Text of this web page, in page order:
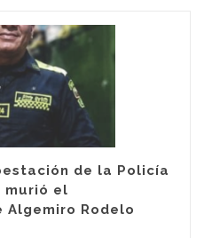
de la Policía
murió el
Algemiro Rodelo